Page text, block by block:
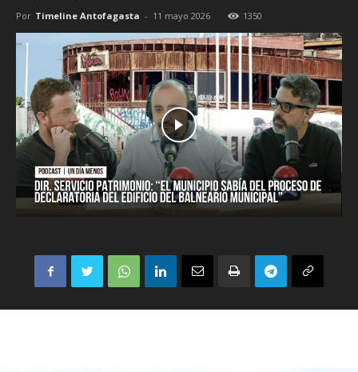
Por Timeline Antofagasta - 11 mayo 2026 1350